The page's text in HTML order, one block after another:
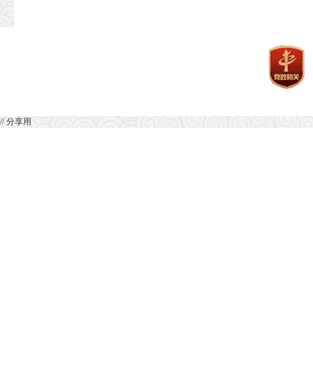
// 分享用